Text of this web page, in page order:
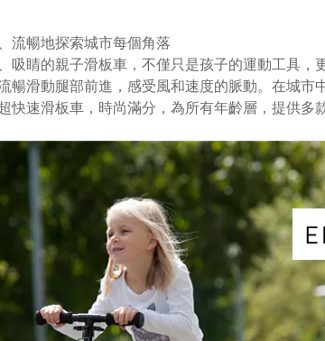
流暢地探索城市每個角落
吸睛的親子滑板車，不僅只是孩子的運動工具
暢滑動腿部前進，感受風和速度的脈動。在城市
快速滑板車，時尚滿分，為所有年齡層，提供